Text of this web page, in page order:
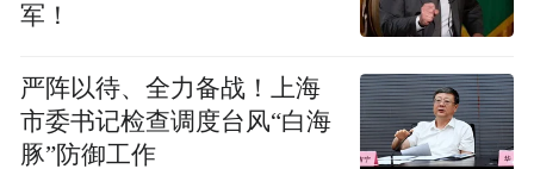
军！
严阵以待、全力备战！上海
市委书记检查调度台风“白海
豚”防御工作